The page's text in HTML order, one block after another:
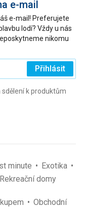
e-mail
e-mail! Preferujete
lodí? Vždy u nás
nikomu
Přihlásit
k produktům
minute
Exotika
Rekreační domy
Obchodní